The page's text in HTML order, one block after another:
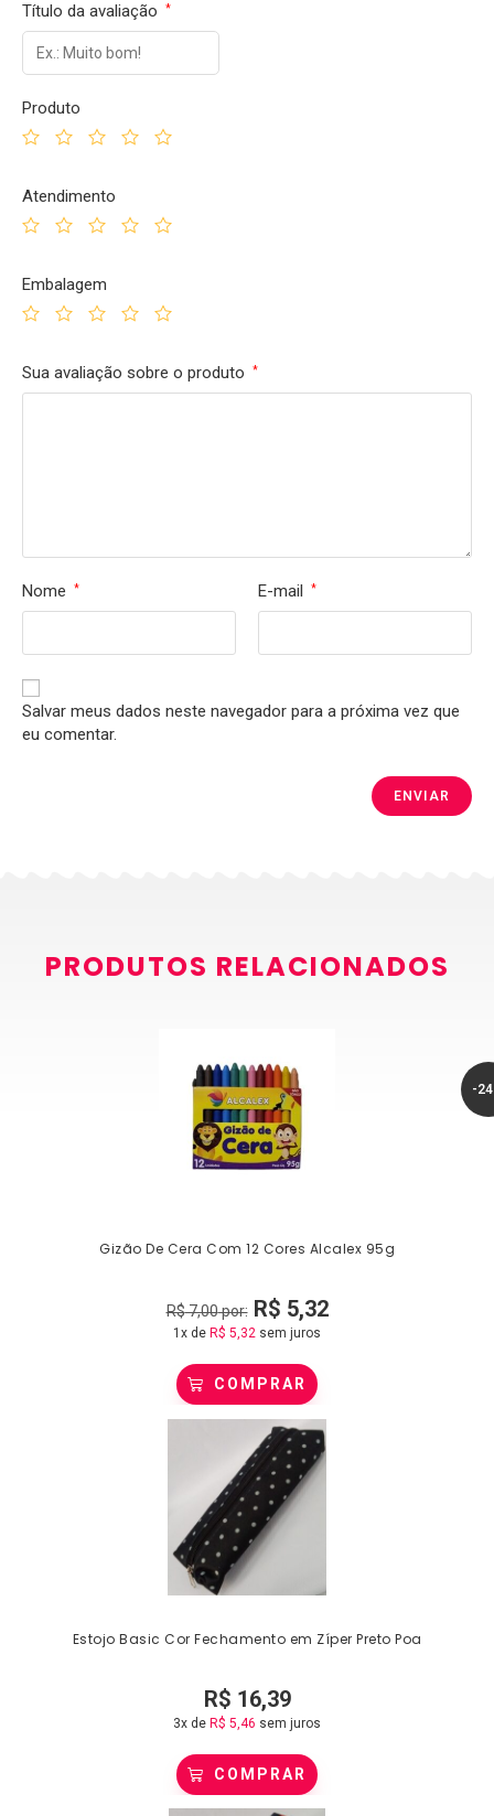
Título da avaliação *
Produto
Atendimento
Embalagem
Sua avaliação sobre o produto *
Nome * E-mail *
Salvar meus dados neste navegador para a próxima vez que
eu comentar.
PRODUTOS RELACIONADOS
-
Gizão De Cera Com 12 Cores Alcalex 95g
R$7,00por: R$ 5,32
1x de R$ 5,32 sem juros
COMPRAR
Estojo Basic Cor Fechamento em Zíper Preto Poa
R$ 16,39
3x de R$ 5,46 sem juros
COMPRAR